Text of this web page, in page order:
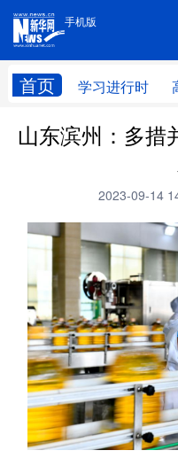
手机版
首页 学习进行时
手机版
学习进行时 高层
科技 科创
文化 书画
访谈 视频
法律 中央文件
食品 人居
学术中国 乡村振兴
山东滨州：多措
2023-09-14